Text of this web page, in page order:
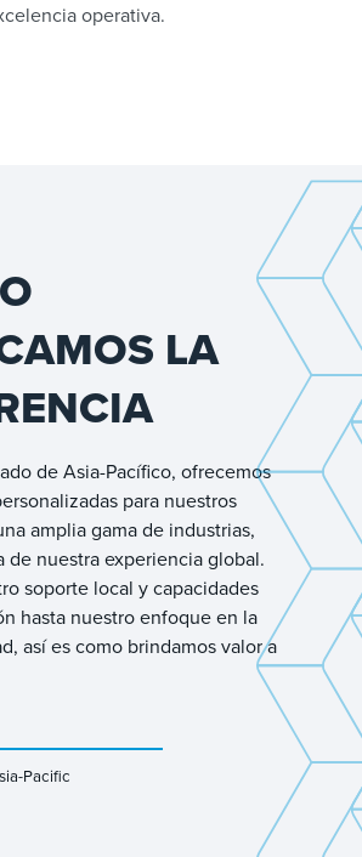
operativa.
LA
de Asia-Pacífico, ofrecemos
para nuestros
amplia gama de industrias,
de nuestra experiencia global.
soporte local y capacidades
hasta nuestro enfoque en la
así es como brindamos valor a
Pacific